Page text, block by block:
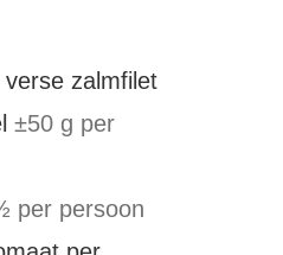
verse zalmfilet
±50 g per
per persoon